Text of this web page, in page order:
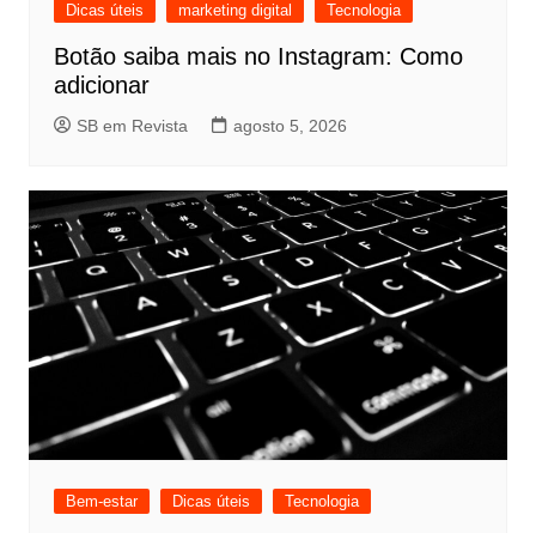
Dicas úteis marketing digital Tecnologia
Botão saiba mais no Instagram: Como
adicionar
SB em Revista agosto 5, 2026
Bem-estar Dicas úteis Tecnologia